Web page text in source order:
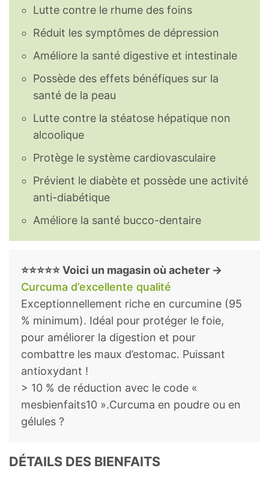
Lutte contre le rhume des foins
Réduit les symptômes de dépression
Améliore la santé digestive et intestinale
Possède des effets bénéfiques sur la
santé de la peau
Lutte contre la stéatose hépatique non
alcoolique
Protège le système cardiovasculaire
Prévient le diabète et possède une activité
anti-diabétique
Améliore la santé bucco-dentaire
⭐⭐⭐⭐⭐ Voici un magasin où acheter →
Curcuma d’excellente qualité
Exceptionnellement riche en curcumine (95
% minimum). Idéal pour protéger le foie,
pour améliorer la digestion et pour
combattre les maux d’estomac. Puissant
antioxydant !
> 10 % de réduction avec le code «
mesbienfaits10 ».Curcuma en poudre ou en
gélules ?
DÉTAILS DES BIENFAITS